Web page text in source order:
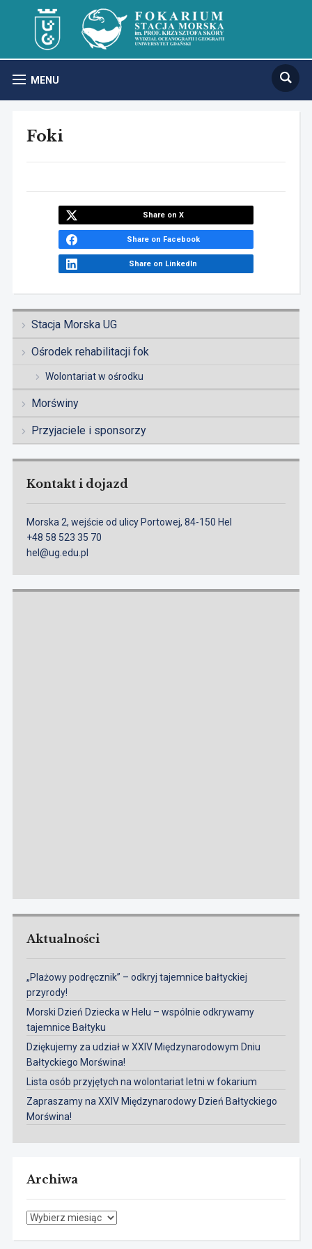
MENU
Stacja Morska UG
Ośrodek rehabilitacji fok
Wolontariat w ośrodku
Morświny
Przyjaciele i sponsorzy
Kontakt i dojazd
Morska 2, wejście od ulicy Portowej, 84-150 Hel
+48 58 523 35 70
hel@ug.edu.pl
Foki
Share on X
Share on Facebook
Share on LinkedIn
Aktualności
„Plażowy podręcznik” – odkryj tajemnice bałtyckiej
przyrody!
Morski Dzień Dziecka w Helu – wspólnie odkrywamy
tajemnice Bałtyku
Dziękujemy za udział w XXIV Międzynarodowym Dniu
Bałtyckiego Morświna!
Lista osób przyjętych na wolontariat letni w fokarium
Zapraszamy na XXIV Międzynarodowy Dzień Bałtyckiego
Morświna!
Archiwa
Archiwa